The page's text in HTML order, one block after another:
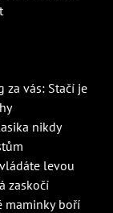
za vás: Stačí je
nikdy
levou
zaskočí
maminky boří